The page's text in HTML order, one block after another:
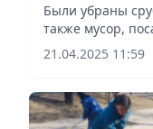
Были убраны
также мусор,
Vecher.kz.
21.04.2025 11:59